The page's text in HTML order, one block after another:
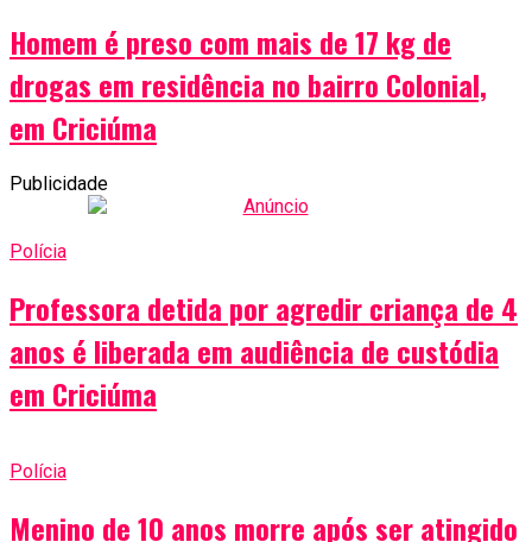
Homem é preso com mais de 17 kg de
drogas em residência no bairro Colonial,
em Criciúma
Publicidade
Polícia
Professora detida por agredir criança de 4
anos é liberada em audiência de custódia
em Criciúma
Polícia
Menino de 10 anos morre após ser atingido